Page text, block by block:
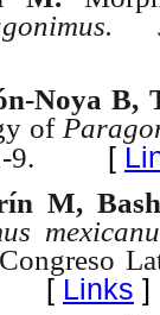
Noya B,
of
9.
[
M,
Links ]